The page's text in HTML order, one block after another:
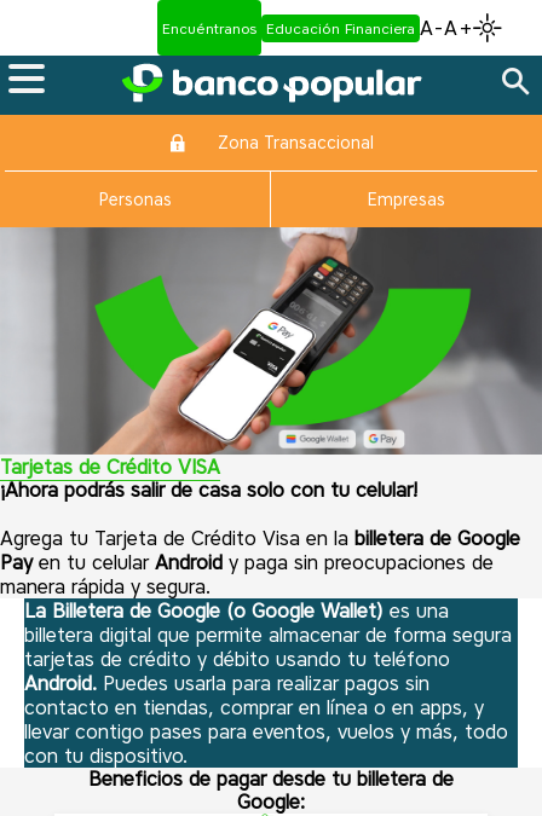
Encuéntranos Educación Financiera A-A+
Zona Transaccional
Personas Empresas
Tarjetas de Crédito VISA
¡Ahora podrás salir de casa solo con tu celular!
Agrega tu Tarjeta de Crédito Visa en la billetera de Google
Pay en tu celular Android y paga sin preocupaciones de
manera rápida y segura.
La Billetera de Google (o Google Wallet)es una
billetera digital que permite almacenar de forma segura
tarjetas de crédito y débito usando tu teléfono
Android. Puedes usarla para realizar pagos sin
contacto en tiendas, comprar en línea o en apps, y
llevar contigo pases para eventos, vuelos y más, todo
con tu dispositivo.
Beneficios de pagar desde tu billetera de
Google: